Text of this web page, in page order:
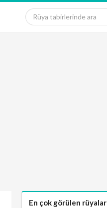
En çok görülen rüyalar